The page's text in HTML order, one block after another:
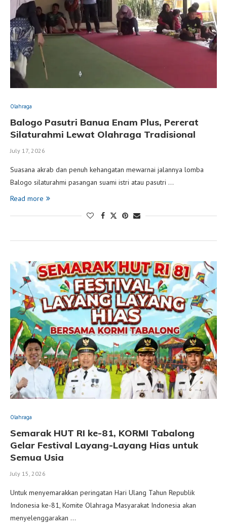
Olahraga
Balogo Pasutri Banua Enam Plus, Pererat
Silaturahmi Lewat Olahraga Tradisional
July 17, 2026
Suasana akrab dan penuh kehangatan mewarnai jalannya lomba
Balogo silaturahmi pasangan suami istri atau pasutri …
Read more
Olahraga
Semarak HUT RI ke-81, KORMI Tabalong
Gelar Festival Layang-Layang Hias untuk
Semua Usia
July 15, 2026
Untuk menyemarakkan peringatan Hari Ulang Tahun Republik
Indonesia ke-81, Komite Olahraga Masyarakat Indonesia akan
menyelenggarakan …